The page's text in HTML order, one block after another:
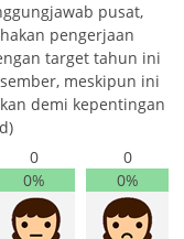
pusat,
pengerjaan
target tahun ini
meskipun ini
demi kepentingan
0
0%
0
0%